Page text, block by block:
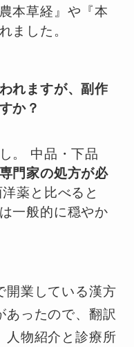
本草経』や『本
ました。
れますが、副作
か？
。 中品・下品
専門家の処方が必
薬と比べると
一般的に穏やか
開業している漢方
あったので、翻訳
人物紹介と診療所